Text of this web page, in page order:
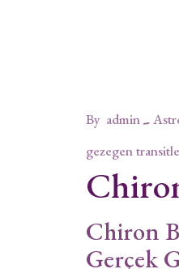
By admin
gezegen
Chiron
Gerçek